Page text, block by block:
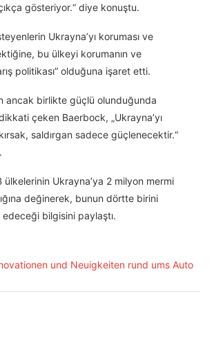
gösteriyor.“ diye konuştu.
Ukrayna’yı koruması ve
bu ülkeyi korumanın ve
politikası“ olduğuna işaret etti.
ancak birlikte güçlü olunduğunda
çeken Baerbock, „Ukrayna’yı
saldırgan sadece güçlenecektir.“
ülkelerinin Ukrayna’ya 2 milyon mermi
değinerek, bunun dörtte birini
edeceği bilgisini paylaştı.